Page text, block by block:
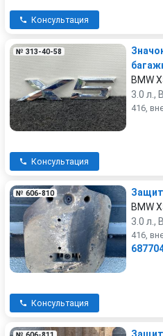
Консультация
№ 313-40-58
BMW
3.0 л.,
416,
Консультация
№ 606-810
BMW
3.0 л.,
416,
Консультация